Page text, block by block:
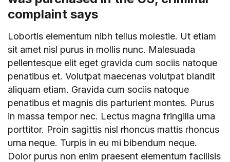
complaint says
Lobortis elementum nibh tellus molestie. Ut etiam
sit amet nisl purus in mollis nunc. Malesuada
pellentesque elit eget gravida cum sociis natoque
penatibus et. Volutpat maecenas volutpat blandit
aliquam etiam. Gravida cum sociis natoque
penatibus et magnis dis parturient montes. Purus
in massa tempor nec. Lectus magna fringilla urna
porttitor. Proin sagittis nisl rhoncus mattis rhoncus
urna neque. Turpis in eu mi bibendum neque.
Dolor purus non enim praesent elementum facilisis